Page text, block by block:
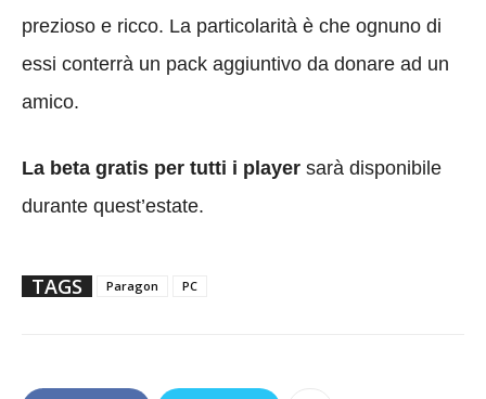
prezioso e ricco. La particolarità è che ognuno di
essi conterrà un pack aggiuntivo da donare ad un
amico.
La beta gratis per tutti i player sarà disponibile
durante quest’estate.
TAGS Paragon PC